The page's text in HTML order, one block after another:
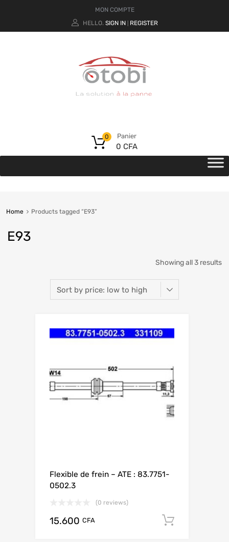
MON COMPTE
HELLO. SIGN IN REGISTER
Panier
0 CFA
0
Home Products tagged “E93”
E93
Showing all 3 results
Flexible de frein – ATE : 83.7751-
0502.3
(0 reviews)
15.600 CFA